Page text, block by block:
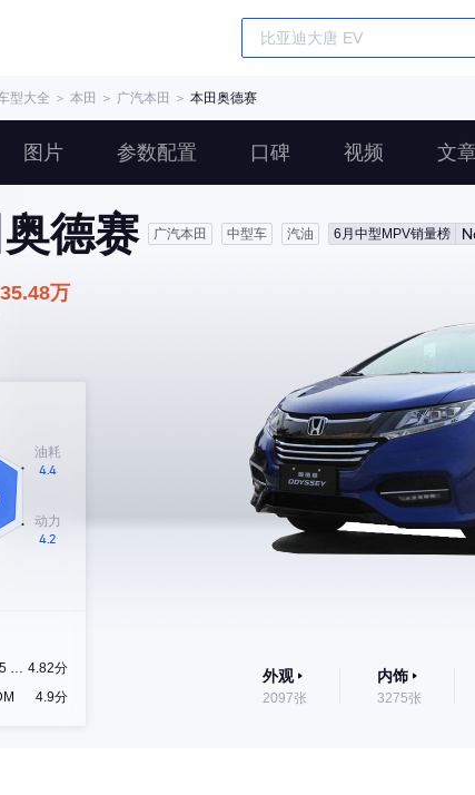
型大全 ＞ 本田 ＞ 广汽本田 ＞ 本田奥德赛
图片 参数配置 口碑 视频 文
德赛 广汽本田 中型车 汽油 6月中型MPV销量榜
万
东风风行菱智M5 EV 4.82分
4.9分
外观
2097张
内饰
3275张